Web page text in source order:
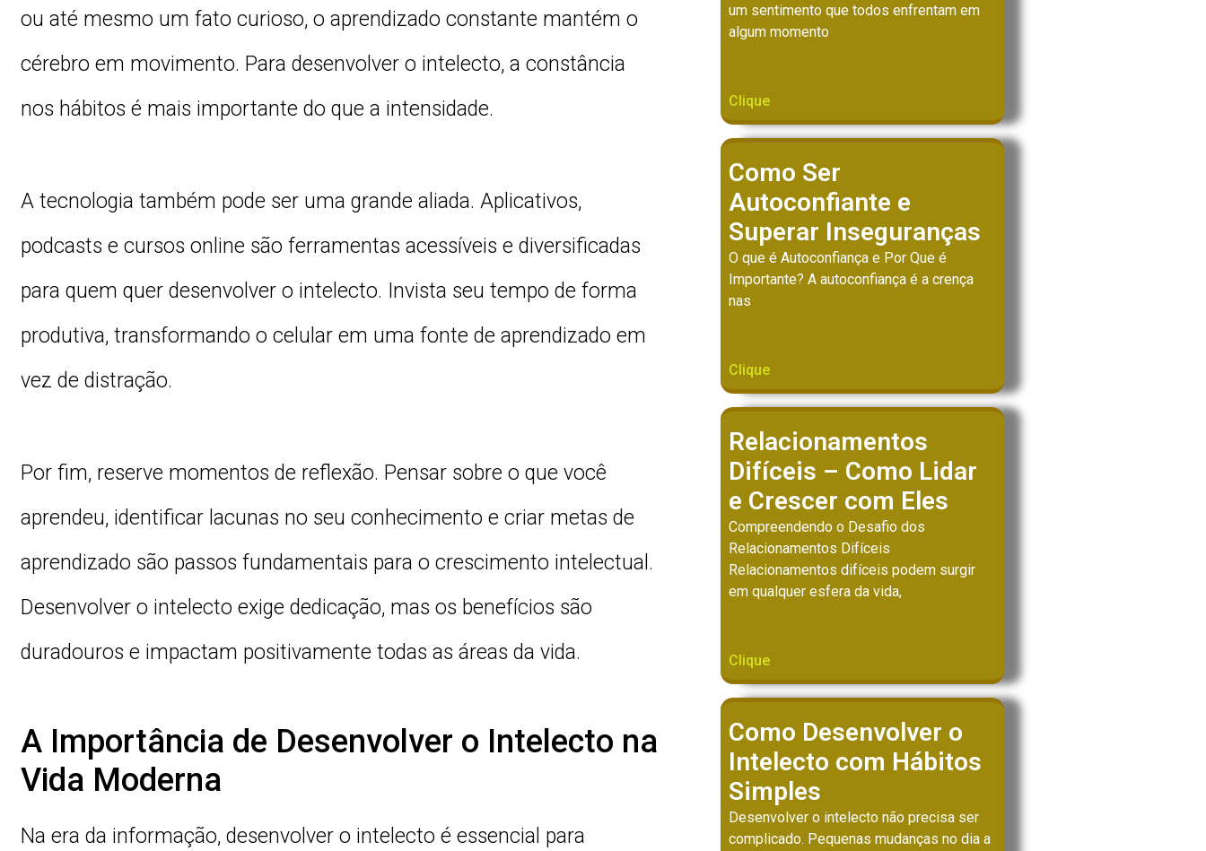
ou até mesmo um fato curioso, o aprendizado constante mantém o
cérebro em movimento. Para desenvolver o intelecto, a constância
nos hábitos é mais importante do que a intensidade.
A tecnologia também pode ser uma grande aliada. Aplicativos,
podcasts e cursos online são ferramentas acessíveis e diversificadas
para quem quer desenvolver o intelecto. Invista seu tempo de forma
produtiva, transformando o celular em uma fonte de aprendizado em
vez de distração.
Por fim, reserve momentos de reflexão. Pensar sobre o que você
aprendeu, identificar lacunas no seu conhecimento e criar metas de
aprendizado são passos fundamentais para o crescimento intelectual.
Desenvolver o intelecto exige dedicação, mas os benefícios são
duradouros e impactam positivamente todas as áreas da vida.
A Importância de Desenvolver o Intelecto na
Vida Moderna
Na era da informação, desenvolver o intelecto é essencial para
um sentimento que todos enfrentam em
algum momento
Clique
Como Ser
Autoconfiante e
Superar Inseguranças
O que é Autoconfiança e Por Que é
Importante? A autoconfiança é a crença
nas
Clique
Relacionamentos
Difíceis – Como Lidar
e Crescer com Eles
Compreendendo o Desafio dos
Relacionamentos Difíceis
Relacionamentos difíceis podem surgir
em qualquer esfera da vida,
Clique
Como Desenvolver o
Intelecto com Hábitos
Simples
Desenvolver o intelecto não precisa ser
complicado. Pequenas mudanças no dia a